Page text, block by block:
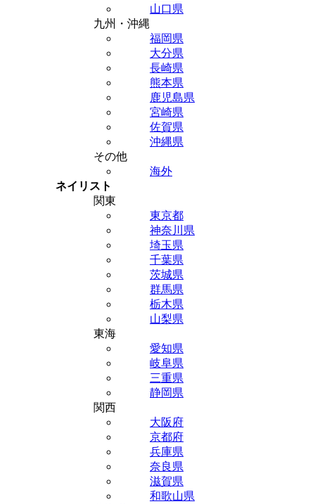
山口県
九州・沖縄
福岡県
大分県
長崎県
熊本県
鹿児島県
宮崎県
佐賀県
沖縄県
その他
海外
ネイリスト
関東
東京都
神奈川県
埼玉県
千葉県
茨城県
群馬県
栃木県
山梨県
東海
愛知県
岐阜県
三重県
静岡県
関西
大阪府
京都府
兵庫県
奈良県
滋賀県
和歌山県